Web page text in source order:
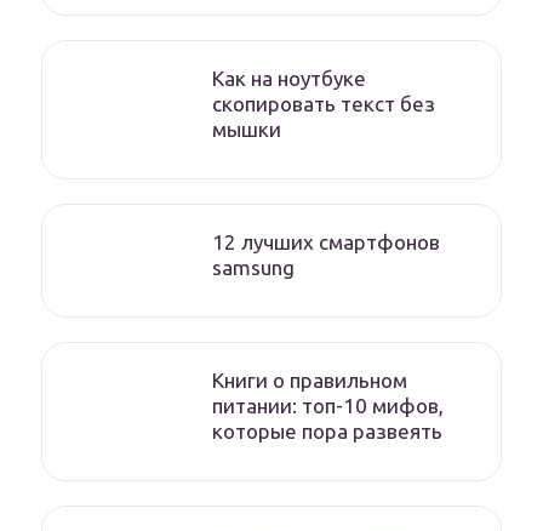
Как на ноутбуке
скопировать текст без
мышки
12 лучших смартфонов
samsung
Книги о правильном
питании: топ-10 мифов,
которые пора развеять